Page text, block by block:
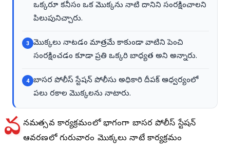
ఒక్కరూ కనీసం ఒక మొక్కను నాటి దానిని సంరక్షించాలని
పిలుపునిచ్చారు.
3
మొక్కలు నాటడం మాత్రమే కాకుండా వాటిని పెంచి
సంరక్షించడం కూడా ప్రతి ఒక్కరి బాధ్యత అని అన్నారు.
4
బాసర పోలీస్ స్టేషన్ పోలీసు అధికారి దీపక్ ఆధ్వర్యంలో
పలు రకాల మొక్కలను నాటారు.
వ నమహోత్సవ కార్యక్రమంలో భాగంగా బాసర పోలీస్ స్టేషన్
ఆవరణలో గురువారం మొక్కలు నాటే కార్యక్రమం